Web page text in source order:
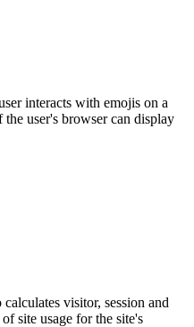
interacts with emojis on a
user's browser can display
visitor, session and
site usage for the site's